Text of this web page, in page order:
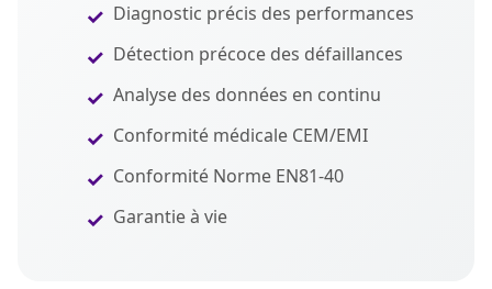
Diagnostic précis des performances
Détection précoce des défaillances
Analyse des données en continu
Conformité médicale CEM/EMI
Conformité Norme EN81-40
Garantie à vie